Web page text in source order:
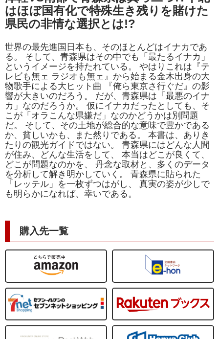
はほぼ国有化で特殊生き残りを賭けた
県民の非情な選択とは!?
世界の最先進国日本も、そのほとんどはイナカであ
る。 そして、青森県はその中でも「最たるイナカ」
というイメージを持たれている。 やはりこれは『テ
レビも無ェ ラジオも無ェ』から始まる金木出身の大
物歌手による大ヒット曲 『俺ら東京さ行ぐだ』の影
響が大きいのだろう。 だが、青森県は「最悪のイナ
カ」なのだろうか。 仮にイナカだったとしても、そ
こが「オラこんな県嫌だ」なのかどうかは別問題
だ。 そして、その土地が総合的な意味で豊かである
か、貧しいかも、また然りである。 本書は、ありき
たりの観光ガイドではない。 青森県にはどんな人間
が住み、どんな生活をして、 本当はどこが良くて、
どこが問題なのかを、 丹念な取材と、多くのデータ
を分析して解き明かしていく。 青森県に貼られた
「レッテル」を一枚ずつはがし、 真実の姿が少しで
も明らかになれば、幸いである。
購入先一覧